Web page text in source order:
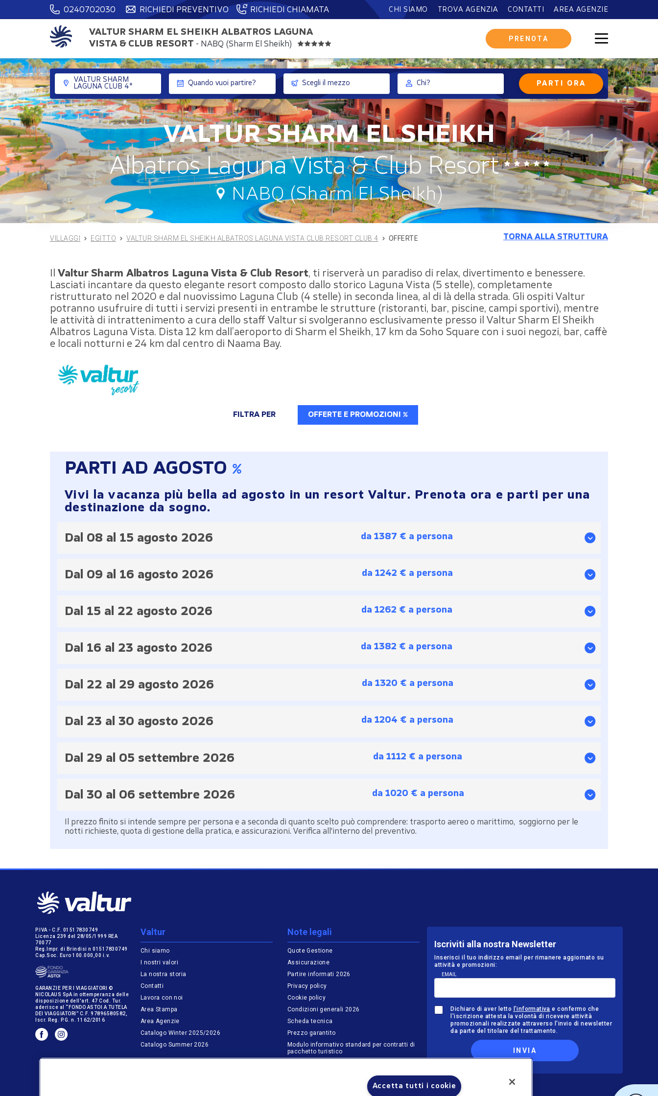
0240702030 RICHIEDI PREVENTIVO RICHIEDI CHIAMATA CHI SIAMO TROVA AGENZIA CONTATTI AREA AGENZIE
VALTUR SHARM EL SHEIKH ALBATROS LAGUNA
VISTA & CLUB RESORT - NABQ (Sharm El Sheikh)
PRENOTA
VALTUR SHARM
LAGUNA CLUB 4*
Quando vuoi partire? Scegli il mezzo Chi? PARTI ORA
TORNA ALLA STRUTTURA PARTI AD AGOSTO
VALTUR SHARM EL SHEIKH
Albatros Laguna Vista & Club Resort
NABQ (Sharm El Sheikh)
VILLAGGI EGITTO VALTUR SHARM EL SHEIKH ALBATROS LAGUNA VISTA CLUB RESORT CLUB 4 OFFERTE TORNA ALLA STRUTTURA
Valtur Sharm Albatros Laguna Vista & Club Resort, ti riserverà un paradiso di relax, divertimento e benessere.
Lasciati incantare da questo elegante resort composto dallo storico Laguna Vista (5 stelle), completamente
ristrutturato nel 2020 e dal nuovissimo Laguna Club (4 stelle) in seconda linea, al di là della strada. Gli ospiti Valtur
potranno usufruire di tutti i servizi presenti in entrambe le strutture (ristoranti, bar, piscine, campi sportivi), mentre
le attività di intrattenimento a cura dello staff Valtur si svolgeranno esclusivamente presso il Valtur Sharm El Sheikh
Albatros Laguna Vista. Dista 12 km dall’aeroporto di Sharm el Sheikh, 17 km da Soho Square con i suoi negozi, bar, caffè
e locali notturni e 24 km dal centro di Naama Bay.
FILTRA PER OFFERTE E PROMOZIONI
PARTI AD AGOSTO
Vivi la vacanza più bella ad agosto in un resort Valtur. Prenota ora e parti per una
destinazione da sogno.
Dal 08 al 15 agosto 2026 da 1387 € a persona
Dal 09 al 16 agosto 2026 da 1242 € a persona
Dal 15 al 22 agosto 2026 da 1262 € a persona
Dal 16 al 23 agosto 2026 da 1382 € a persona
Dal 22 al 29 agosto 2026 da 1320 € a persona
Dal 23 al 30 agosto 2026 da 1204 € a persona
Dal 29 al 05 settembre 2026 da 1112 € a persona
Dal 30 al 06 settembre 2026 da 1020 € a persona
Il prezzo finito si intende sempre per persona e a seconda di quanto scelto può comprendere: trasporto aereo o marittimo, soggiorno per le
notti richieste, quota di gestione della pratica, e assicurazioni. Verifica all'interno del preventivo.
P.IVA - C.F. 01517830749
Licenza 239 del 28/05/1999 REA
70077
Reg.Impr. di Brindisi n 01517830749
Cap.Soc. Euro 100.000,00 i.v.
GARANZIE PER I VIAGGIATORI ©
NICOLAUS SpA in ottemperanza delle
disposizione dell'art. 47 Cod. Tur.
aderisce al “FONDO ASTOI A TUTELA
DEI VIAGGIATORI” C.F. 97896580582,
Iscr. Reg. P.G. n. 1162/2016
Valtur
Chi siamo
I nostri valori
La nostra storia
Contatti
Lavora con noi
Area Stampa
Area Agenzie
Catalogo Winter 2025/2026
Catalogo Summer 2026
Note legali
Quote Gestione
Assicurazione
Partire informati 2026
Privacy policy
Cookie policy
Condizioni generali 2026
Scheda tecnica
Prezzo garantito
Modulo informativo standard per contratti di
pacchetto turistico
Iscriviti alla nostra Newsletter
Inserisci il tuo indirizzo email per rimanere aggiornato su
attività e promozioni:
EMAIL
Dichiaro di aver letto l’informativa e confermo che
l'iscrizione attesta la volontà di ricevere attività
promozionali realizzate attraverso l'invio di newsletter
da parte del titolare del trattamento.
INVIA
Accetta tutti i cookie